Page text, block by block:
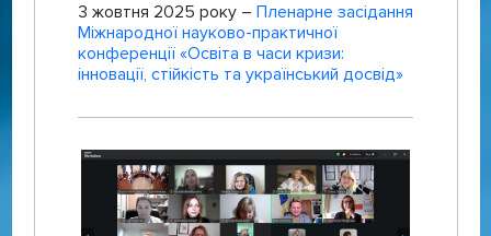
3 жовтня 2025 року – Пленарне засідання
Міжнародної науково-практичної
конференції «Освіта в часи кризи:
інновації, стійкість та український досвід»